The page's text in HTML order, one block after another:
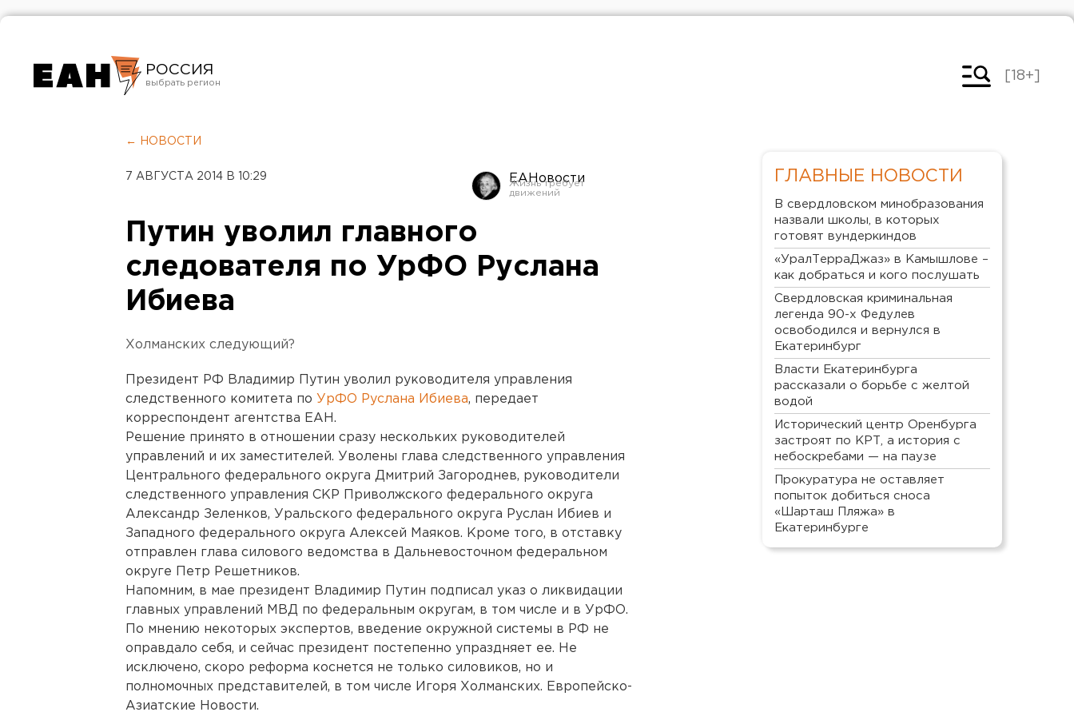
РОССИЯ
Челябинск
[18+]
← НОВОСТИ
7 АВГУСТА 2014 В 10:29 ЕАНовости
Путин уволил главного
следователя по УрФО Руслана
Ибиева
Холманских следующий?
Президент РФ Владимир Путин уволил руководителя управления
следственного комитета по УрФО Руслана Ибиева, передает
корреспондент агентства ЕАН.
Решение принято в отношении сразу нескольких руководителей
управлений и их заместителей. Уволены глава следственного управления
Центрального федерального округа Дмитрий Загороднев, руководители
следственного управления СКР Приволжского федерального округа
Александр Зеленков, Уральского федерального округа Руслан Ибиев и
Западного федерального округа Алексей Маяков. Кроме того, в отставку
отправлен глава силового ведомства в Дальневосточном федеральном
округе Петр Решетников.
Напомним, в мае президент Владимир Путин подписал указ о ликвидации
главных управлений МВД по федеральным округам, в том числе и в УрФО.
По мнению некоторых экспертов, введение окружной системы в РФ не
оправдало себя, и сейчас президент постепенно упраздняет ее. Не
исключено, скоро реформа коснется не только силовиков, но и
полномочных представителей, в том числе Игоря Холманских. Европейско-
Азиатские Новости.
ГЛАВНЫЕ НОВОСТИ
В свердловском минобразования
назвали школы, в которых
готовят вундеркиндов
«УралТерраДжаз» в Камышлове –
как добраться и кого послушать
Свердловская криминальная
легенда 90-х Федулев
освободился и вернулся в
Екатеринбург
Власти Екатеринбурга
рассказали о борьбе с желтой
водой
Исторический центр Оренбурга
застроят по КРТ, а история с
небоскребами — на паузе
Прокуратура не оставляет
попыток добиться сноса
«Шарташ Пляжа» в
Екатеринбурге